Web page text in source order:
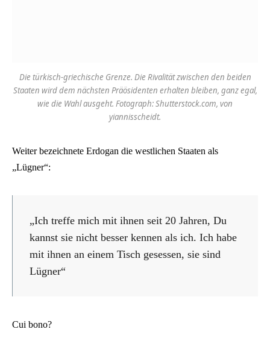
Die türkisch-griechische Grenze. Die Rivalität zwischen den beiden
Staaten wird dem nächsten Präösidenten erhalten bleiben, ganz egal,
wie die Wahl ausgeht. Fotograph: Shutterstock.com, von
yiannisscheidt.
Weiter bezeichnete Erdogan die westlichen Staaten als
„Lügner“:
„Ich treffe mich mit ihnen seit 20 Jahren, Du
kannst sie nicht besser kennen als ich. Ich habe
mit ihnen an einem Tisch gesessen, sie sind
Lügner“
Cui bono?